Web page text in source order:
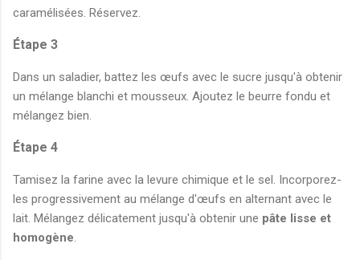
caramélisées. Réservez.
Étape 3
Dans un saladier, battez les œufs avec le sucre jusqu'à obtenir
un mélange blanchi et mousseux. Ajoutez le beurre fondu et
mélangez bien.
Étape 4
Tamisez la farine avec la levure chimique et le sel. Incorporez-
les progressivement au mélange d'œufs en alternant avec le
lait. Mélangez délicatement jusqu'à obtenir une pâte lisse et
homogène